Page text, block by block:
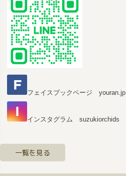
フェイスブックページ youran.jp
インスタグラム suzukiorchids
一覧を見る